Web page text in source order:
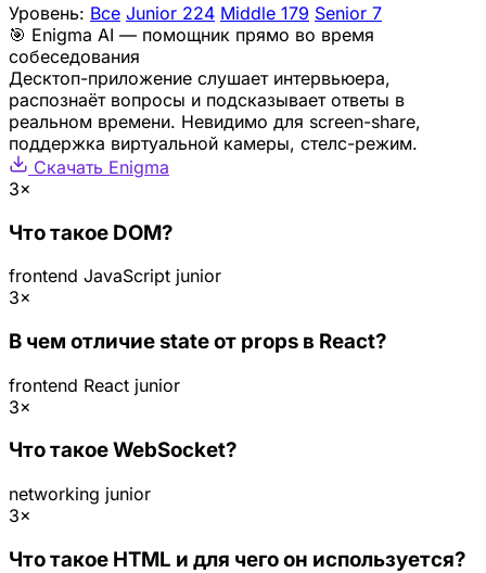
Уровень: Все Junior 224 Middle 179 Senior 7
🎯 Enigma AI — помощник прямо во время
собеседования
Десктоп-приложение слушает интервьюера,
распознаёт вопросы и подсказывает ответы в
реальном времени. Невидимо для screen-share,
поддержка виртуальной камеры, стелс-режим.
Скачать Enigma
3×
Что такое DOM?
frontend JavaScript junior
3×
В чем отличие state от props в React?
frontend React junior
3×
Что такое WebSocket?
networking junior
3×
Что такое HTML и для чего он используется?